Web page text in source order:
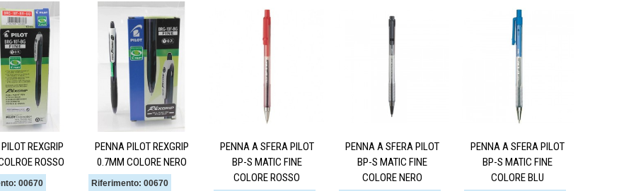
REXGRIP
ROSSO
00670
PENNA PILOT REXGRIP
0.7MM COLORE NERO
Riferimento: 00670
PENNA A SFERA PILOT
BP-S MATIC FINE
COLORE ROSSO
PENNA A SFERA PILOT
BP-S MATIC FINE
COLORE NERO
PENNA A SFERA PILOT
BP-S MATIC FINE
COLORE BLU